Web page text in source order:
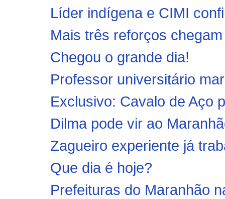
Líder indígena e CIMI
Mais três reforços
Chegou o grande dia!
Professor universitário
Exclusivo: Cavalo de Aço
Dilma pode vir ao
Zagueiro experiente já
Que dia é hoje?
Prefeituras do Maranhão